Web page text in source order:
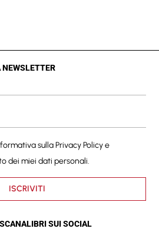
sullaPrivacy Policye
dei miei dati personali.
ISCRIVITI
SUI SOCIAL